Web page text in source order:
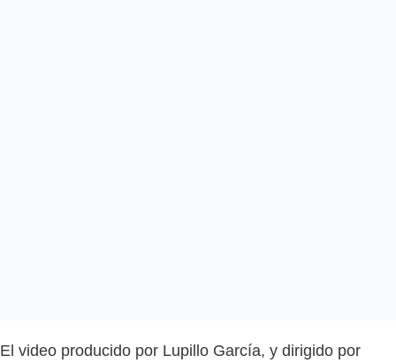
El video producido por Lupillo García, y dirigido por